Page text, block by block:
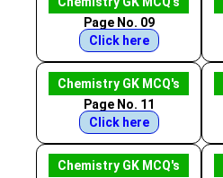
Page No. 09
Click here
Chemistry GK MCQ's
Page No. 11
Click here
Chemistry GK MCQ's